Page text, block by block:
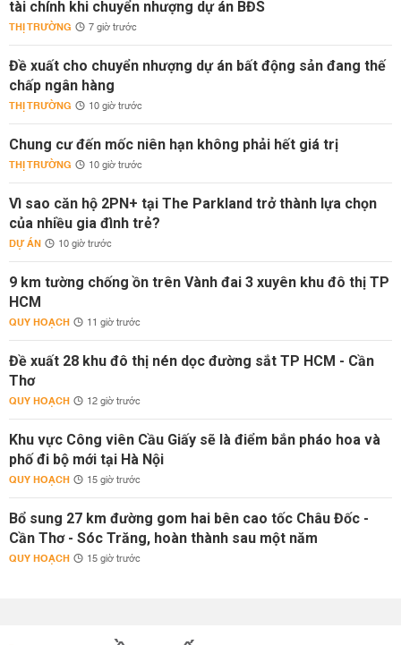
tài chính khi chuyển nhượng dự án BĐS
THỊ TRƯỜNG 7 giờ trước
Đề xuất cho chuyển nhượng dự án bất động sản đang thế
chấp ngân hàng
THỊ TRƯỜNG 10 giờ trước
Chung cư đến mốc niên hạn không phải hết giá trị
THỊ TRƯỜNG 10 giờ trước
Vì sao căn hộ 2PN+ tại The Parkland trở thành lựa chọn
của nhiều gia đình trẻ?
DỰ ÁN 10 giờ trước
9 km tường chống ồn trên Vành đai 3 xuyên khu đô thị TP
HCM
QUY HOẠCH 11 giờ trước
Đề xuất 28 khu đô thị nén dọc đường sắt TP HCM - Cần
Thơ
QUY HOẠCH 12 giờ trước
Khu vực Công viên Cầu Giấy sẽ là điểm bắn pháo hoa và
phố đi bộ mới tại Hà Nội
QUY HOẠCH 15 giờ trước
Bổ sung 27 km đường gom hai bên cao tốc Châu Đốc -
Cần Thơ - Sóc Trăng, hoàn thành sau một năm
QUY HOẠCH 15 giờ trước